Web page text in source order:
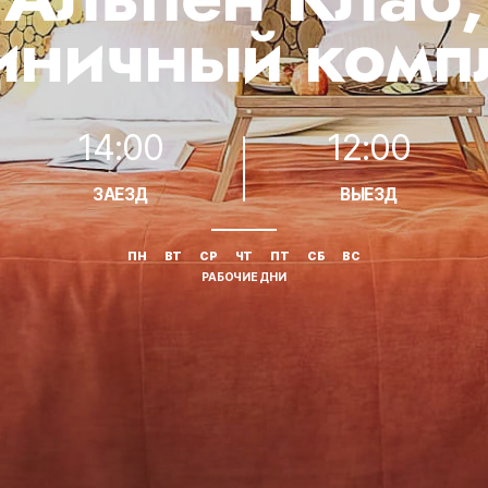
14:00
ЗАЕЗД
12:00
ВЫЕЗД
ПН ВТ СР ЧТ ПТ СБ
ВС
РАБОЧИЕ ДНИ